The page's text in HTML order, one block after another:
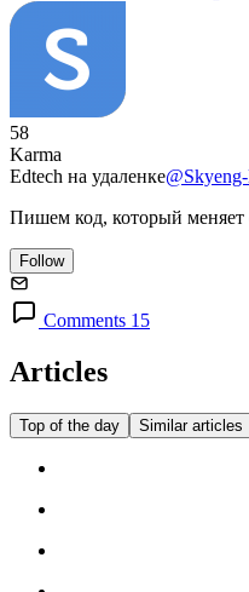
58
Karma
Edtech на удаленке
Пишем код, который меняет
Follow
Comments 15
Articles
Top of the day Similar articles